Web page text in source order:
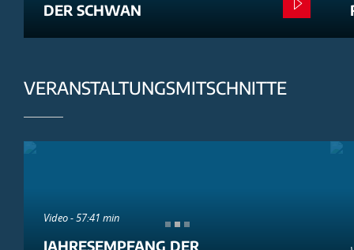
DER SCHWAN
VERANSTALTUNGSMITSCHNITTE
Video - 57:41 min
JAHRESEMPFANG DER